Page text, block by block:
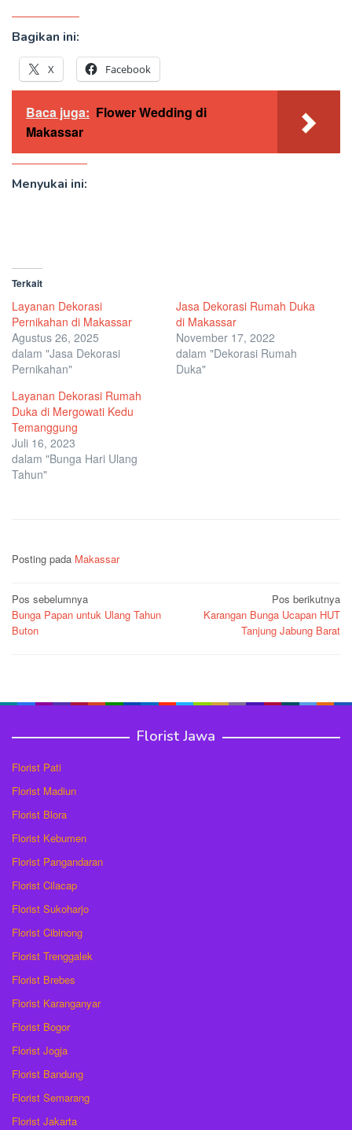
Bagikan ini:
X Facebook
Baca juga: Flower Wedding di
Makassar
Menyukai ini:
Terkait
Layanan Dekorasi
Pernikahan di Makassar
Agustus 26, 2025
dalam "Jasa Dekorasi
Pernikahan"
Jasa Dekorasi Rumah Duka
di Makassar
November 17, 2022
dalam "Dekorasi Rumah
Duka"
Layanan Dekorasi Rumah
Duka di Mergowati Kedu
Temanggung
Juli 16, 2023
dalam "Bunga Hari Ulang
Tahun"
Posting pada Makassar
Navigasi
pos
Pos sebelumnya
Bunga Papan untuk Ulang Tahun
Buton
Pos berikutnya
Karangan Bunga Ucapan HUT
Tanjung Jabung Barat
Florist Jawa
Florist Pati
Florist Madiun
Florist Blora
Florist Kebumen
Florist Pangandaran
Florist Cilacap
Florist Sukoharjo
Florist Cibinong
Florist Trenggalek
Florist Brebes
Florist Karanganyar
Florist Bogor
Florist Jogja
Florist Bandung
Florist Semarang
Florist Jakarta